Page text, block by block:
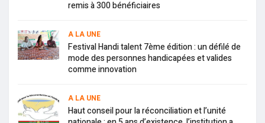
remis à 300 bénéficiaires
A LA UNE
Festival Handi talent 7ème édition : un défilé de
mode des personnes handicapées et valides
comme innovation
A LA UNE
Haut conseil pour la réconciliation et l’unité